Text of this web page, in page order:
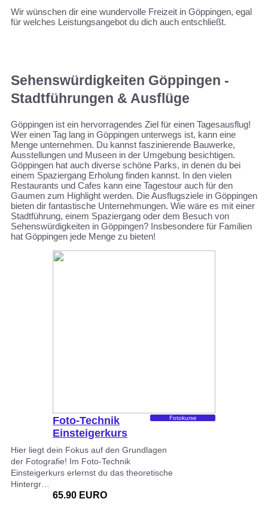
Wir wünschen dir eine wundervolle Freizeit in Göppingen, egal
für welches Leistungsangebot du dich auch entschließt.
Sehenswürdigkeiten Göppingen -
Stadtführungen & Ausflüge
Göppingen ist ein hervorragendes Ziel für einen Tagesausflug!
Wer einen Tag lang in Göppingen unterwegs ist, kann eine
Menge unternehmen. Du kannst faszinierende Bauwerke,
Ausstellungen und Museen in der Umgebung besichtigen.
Göppingen hat auch diverse schöne Parks, in denen du bei
einem Spaziergang Erholung finden kannst. In den vielen
Restaurants und Cafes kann eine Tagestour auch für den
Gaumen zum Highlight werden. Die Ausflugsziele in Göppingen
bieten dir fantastische Unternehmungen. Wie wäre es mit einer
Stadtführung, einem Spaziergang oder dem Besuch von
Sehenswürdigkeiten in Göppingen? Insbesondere für Familien
hat Göppingen jede Menge zu bieten!
Foto-Technik
Einsteigerkurs
Fotokurse
Hier liegt dein Fokus auf den Grundlagen
der Fotografie! Im Foto-Technik
Einsteigerkurs erlernst du das theoretische
Hintergr…
65.90 EURO